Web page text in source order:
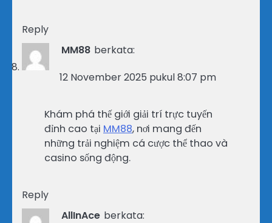
Reply
MM88 berkata:
12 November 2025 pukul 8:07 pm
Khám phá thế giới giải trí trực tuyến
đỉnh cao tại MM88, nơi mang đến
những trải nghiệm cá cược thể thao và
casino sống động.
Reply
AllInAce berkata: